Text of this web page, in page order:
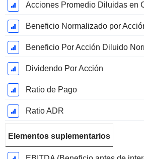
Beneficio Normalizado por
Beneficio Por Acción Diluido
Dividendo Por Acción
Ratio de Pago
Ratio ADR
Elementos suplementarios